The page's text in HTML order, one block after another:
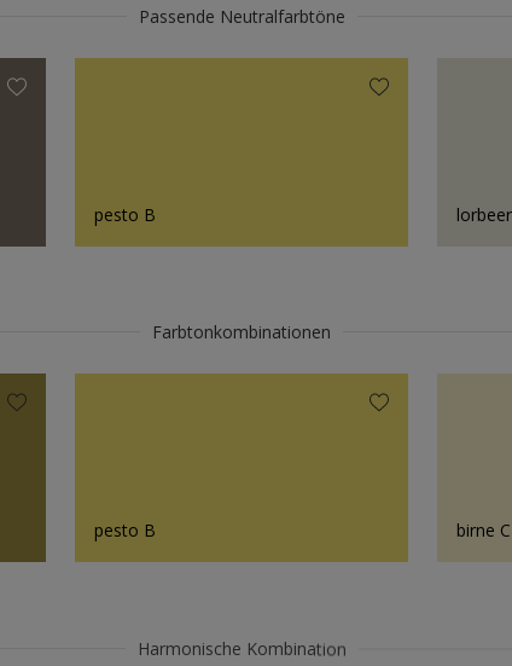
Passende Neutralfarbtöne
pesto B
Farbtonkombinationen
pesto B birne C
Harmonische Kombination